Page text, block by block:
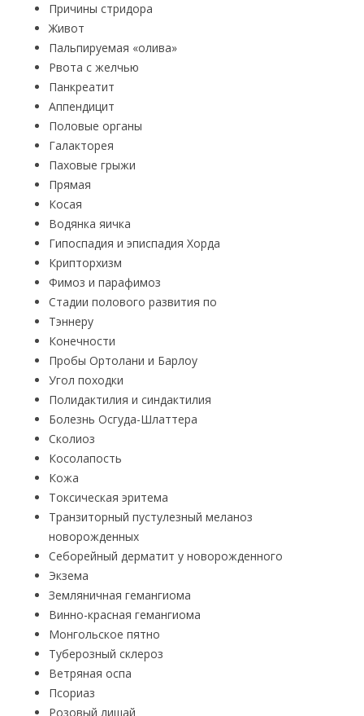
Причины стридора
Живот
Пальпируемая «олива»
Рвота с желчью
Панкреатит
Аппендицит
Половые органы
Галакторея
Паховые грыжи
Прямая
Косая
Водянка яичка
Гипоспадия и эписпадия Хорда
Крипторхизм
Фимоз и парафимоз
Стадии полового развития по
Тэннеру
Конечности
Пробы Ортолани и Барлоу
Угол походки
Полидактилия и синдактилия
Болезнь Осгуда-Шлаттера
Сколиоз
Косолапость
Кожа
Токсическая эритема
Транзиторный пустулезный меланоз
новорожденных
Себорейный дерматит у новорожденного
Экзема
Земляничная гемангиома
Винно-красная гемангиома
Монгольское пятно
Туберозный склероз
Ветряная оспа
Псориаз
Розовый лишай